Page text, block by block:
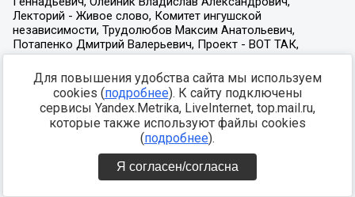
Для повышения удобства сайта мы используем
cookies (подробнее). К сайту подключены
сервисы Yandex.Metrika, LiveInternet, top.mail.ru,
которые также используют файлы cookies
(подробнее).
Я согласен/согласна